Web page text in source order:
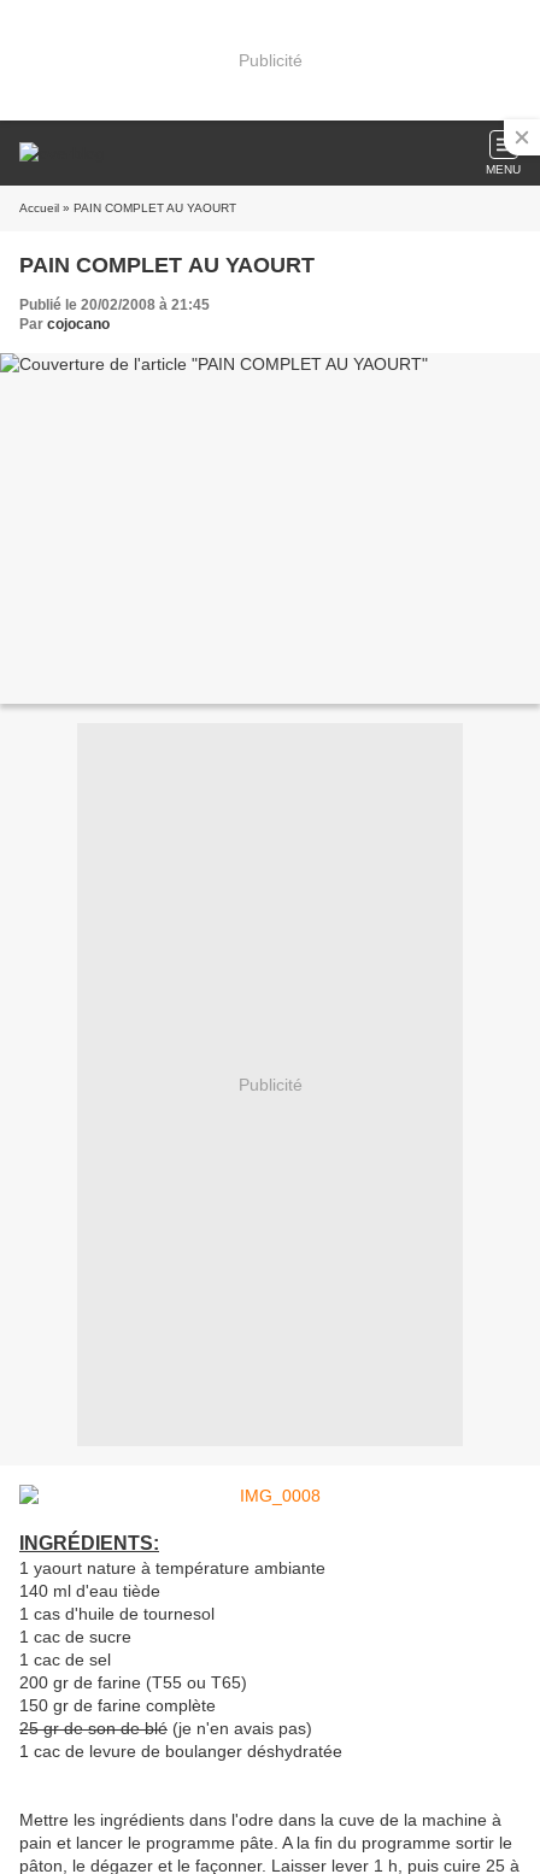
Publicité
MENU
Accueil » PAIN COMPLET AU YAOURT
PAIN COMPLET AU YAOURT
Publié le 20/02/2008 à 21:45
Par cojocano
Publicité
INGRÉDIENTS:
1 yaourt nature à température ambiante
140 ml d'eau tiède
1 cas d'huile de tournesol
1 cac de sucre
1 cac de sel
200 gr de farine (T55 ou T65)
150 gr de farine complète
25 gr de son de blé (je n'en avais pas)
1 cac de levure de boulanger déshydratée
Mettre les ingrédients dans l'odre dans la cuve de la machine à
pain et lancer le programme pâte. A la fin du programme sortir le
pâton, le dégazer et le façonner. Laisser lever 1 h, puis cuire 25 à